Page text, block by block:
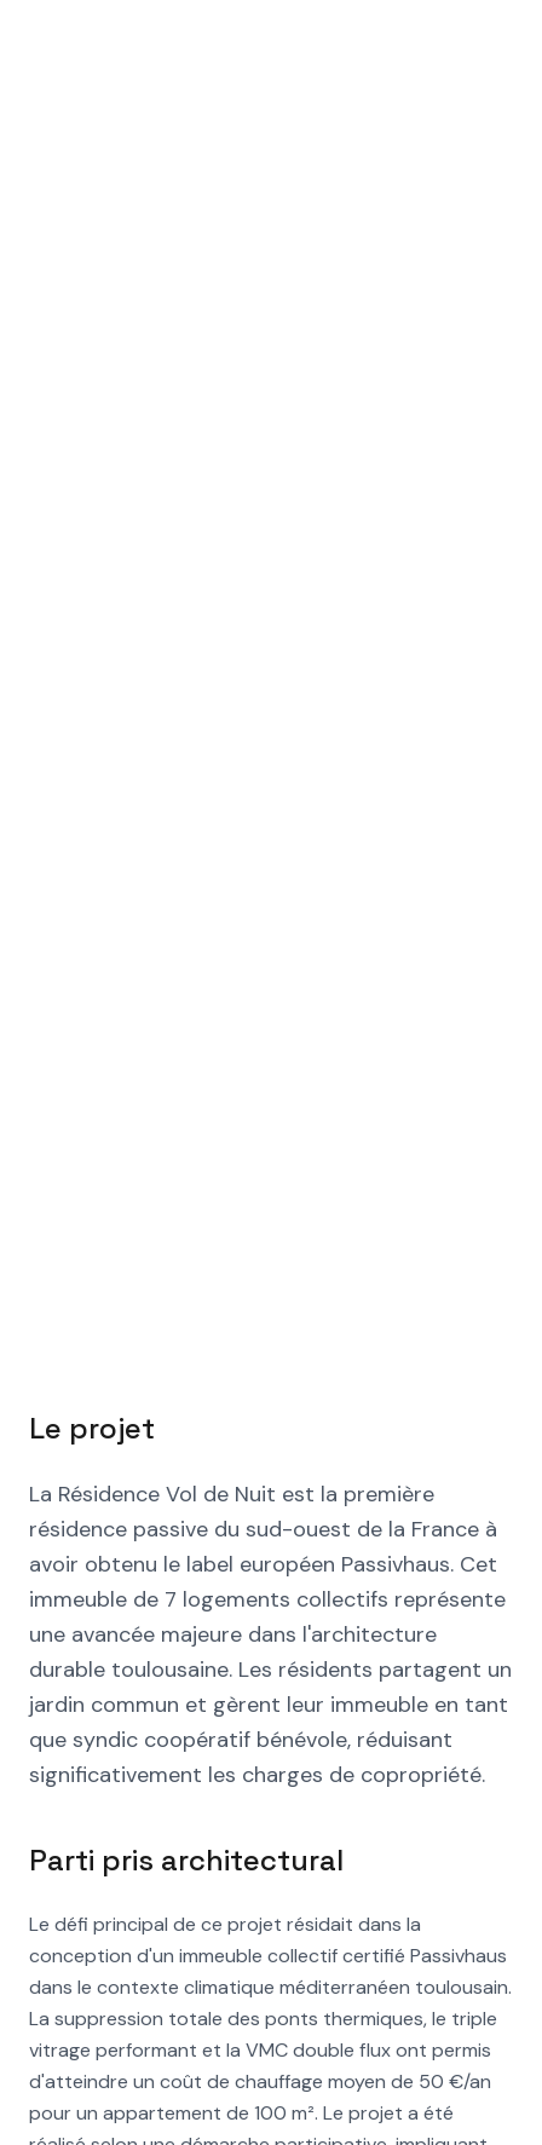
Le projet
La Résidence Vol de Nuit est la première
résidence passive du sud-ouest de la France à
avoir obtenu le label européen Passivhaus. Cet
immeuble de 7 logements collectifs représente
une avancée majeure dans l'architecture
durable toulousaine. Les résidents partagent un
jardin commun et gèrent leur immeuble en tant
que syndic coopératif bénévole, réduisant
significativement les charges de copropriété.
Parti pris architectural
Le défi principal de ce projet résidait dans la
conception d'un immeuble collectif certifié Passivhaus
dans le contexte climatique méditerranéen toulousain.
La suppression totale des ponts thermiques, le triple
vitrage performant et la VMC double flux ont permis
d'atteindre un coût de chauffage moyen de 50 €/an
pour un appartement de 100 m². Le projet a été